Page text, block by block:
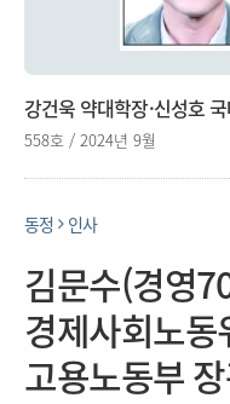
강건욱 약대학장·신성호
558호 / 2024년 9월
동정 인사
김문수(경영
경제사회노
고용노동부